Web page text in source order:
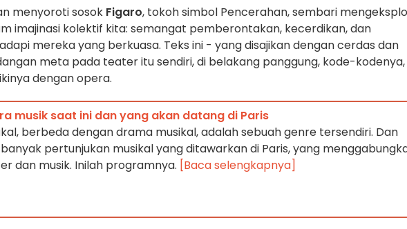
menyoroti sosok Figaro, tokoh simbol Pencerahan, sembari
imajinasi kolektif kita: semangat pemberontakan, kecerdikan, dan
mereka yang berkuasa. Teks ini - yang disajikan dengan cerdas dan
meta pada teater itu sendiri, di belakang panggung, kode-kodenya,
dengan opera.
musik saat ini dan yang akan datang di Paris
berbeda dengan drama musikal, adalah sebuah genre tersendiri. Dan
pertunjukan musikal yang ditawarkan di Paris, yang
dan musik. Inilah programnya. [Baca selengkapnya]